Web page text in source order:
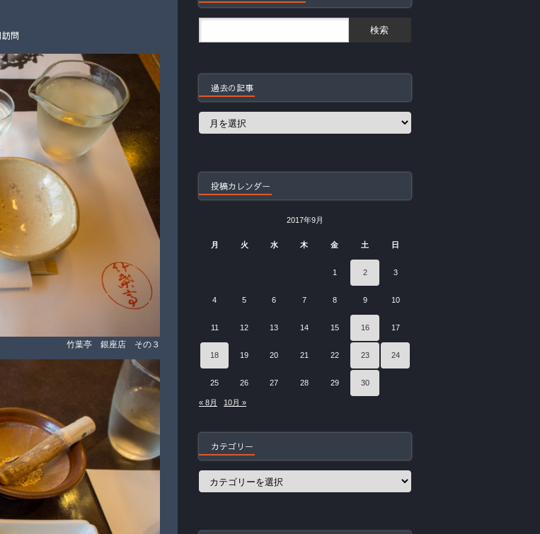
問
竹葉亭 銀座店 その３
過去の記事
過
投稿カレンダー
2017年9月
月 火 水 木 金 土 日
1 2 3
4 5 6 7 8 9 10
11 12 13 14 15 16 17
18 19 20 21 22 23 24
25 26 27 28 29 30
« 8月 10月 »
カテゴリー
カ